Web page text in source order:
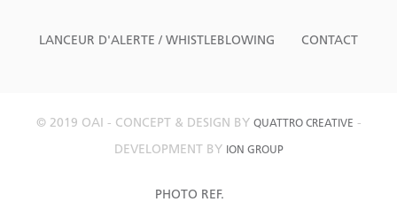
LANCEUR D'ALERTE / WHISTLEBLOWING CONTACT
© 2019 OAI - CONCEPT & DESIGN BY QUATTRO CREATIVE -
DEVELOPMENT BY
ION GROUP
PHOTO REF.